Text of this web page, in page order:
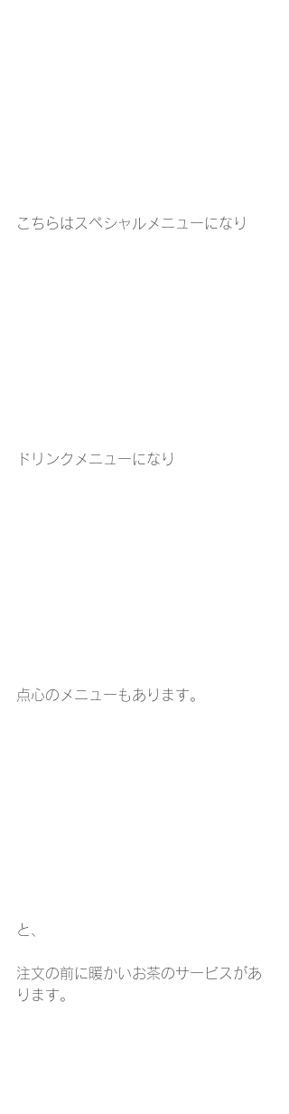
こちらはスペシャルメニューになり
ドリンクメニューになり
点心のメニューもあります。
と、
注文の前に暖かいお茶のサービスがあ
ります。